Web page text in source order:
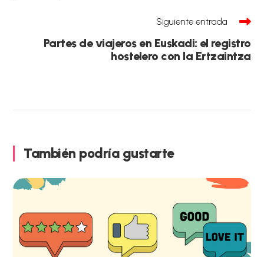
Siguiente entrada
Partes de viajeros en Euskadi: el registro
hostelero con la Ertzaintza
También podría gustarte